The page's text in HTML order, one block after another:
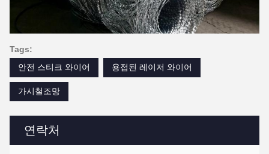
연락처
Tags:
안전 스티크 와이어
용접된 레이저 와이어
가시철조망